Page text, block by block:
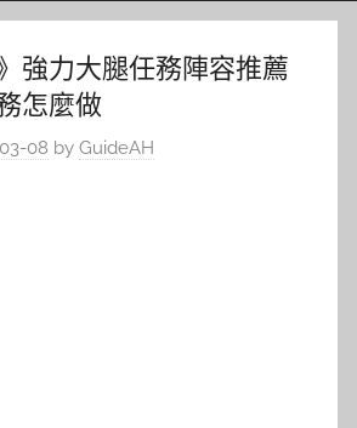
強力大腿任務陣容推薦
怎麼做
08 by GuideAH